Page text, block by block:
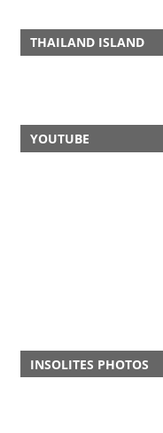
THAILAND ISLAND
YOUTUBE
INSOLITES PHOTOS